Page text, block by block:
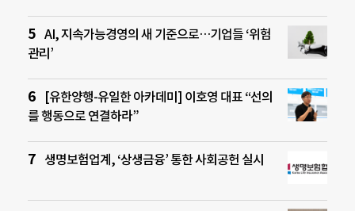
AI, 지속가능경영의 새 기준으로…기업들 ‘위험
관리’
[유한양행-유일한 아카데미] 이호영 대표 “선의
를 행동으로 연결하라”
생명보험업계, ‘상생금융’ 통한 사회공헌 실시